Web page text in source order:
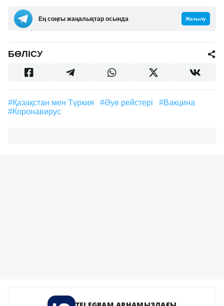
Ең соңғы жаңалықтар осында Жазылу
БӨЛІСУ
#Қазақстан мен Түркия #әуе рейстері
#вакцина
#Коронавирус